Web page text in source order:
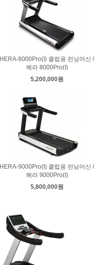
HERA-8000Pro(I) 클럽용 런닝머신 /
헤라 8000Pro(I)
5,200,000원
HERA-9000Pro(I) 클럽용 런닝머신 /
헤라 9000Pro(I)
5,800,000원